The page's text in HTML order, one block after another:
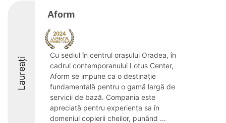
Laureați
Aform
Cu sediul în centrul orașului Oradea, în
cadrul contemporanului Lotus Center,
Aform se impune ca o destinație
fundamentală pentru o gamă largă de
servicii de bază. Compania este
apreciată pentru experiența sa în
domeniul copierii cheilor, punând ...